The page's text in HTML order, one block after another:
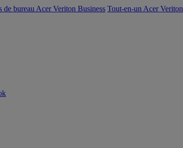
de bureau Acer Veriton Business Tout-en-un Acer Veriton